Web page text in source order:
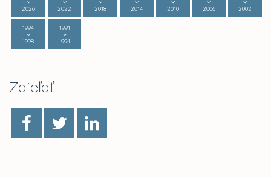
2026
2022
2018
2014
2010
2006
2002
1994
1998
1991
1994
Zdieľať